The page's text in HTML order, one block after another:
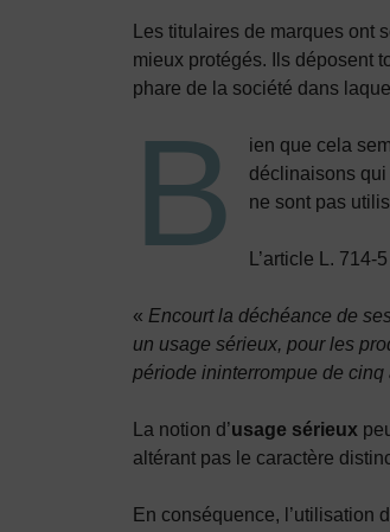
Les titulaires de marques
mieux protégés. Ils déposent
phare de la société dans
B
ien que cela
déclinaisons qui
ne sont pas
L’article L.
« Encourt la déchéance de
un usage sérieux, pour les
période ininterrompue de cinq
La notion d’usage sérieux
altérant pas le caractère
En conséquence, l’utilisation